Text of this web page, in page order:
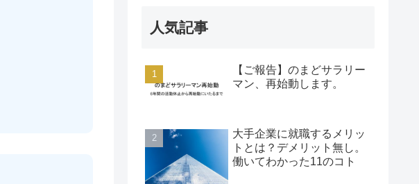
人気記事
【ご報告】のまどサラリー
マン、再始動します。
大手企業に就職するメリッ
トとは？デメリット無し。
働いてわかった11のコト